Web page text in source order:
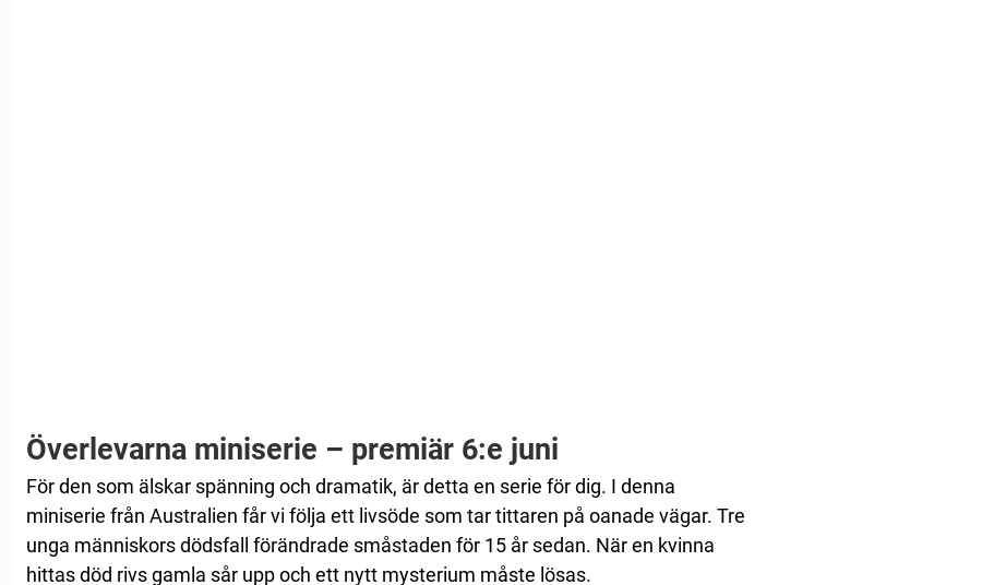
Överlevarna miniserie – premiär 6:e juni
För den som älskar spänning och dramatik, är detta en serie för dig. I denna
miniserie från Australien får vi följa ett livsöde som tar tittaren på oanade vägar. Tre
unga människors dödsfall förändrade småstaden för 15 år sedan. När en kvinna
hittas död rivs gamla sår upp och ett nytt mysterium måste lösas.